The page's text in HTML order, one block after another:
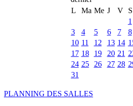
L
Ma Me J V S
1
3
4 5 6 7 8
10 11 12 13 14
17 18 19 20 21
24 25 26 27 28
31
PLANNING DES SALLES